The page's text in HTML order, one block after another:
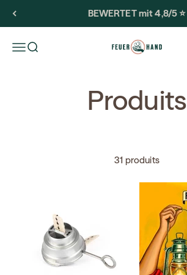
BEWERTET mit 4,8/5 ⭐️
Ouvrir la navigation
Ouvrir la recherche Feuerhand
Produits
31 produits